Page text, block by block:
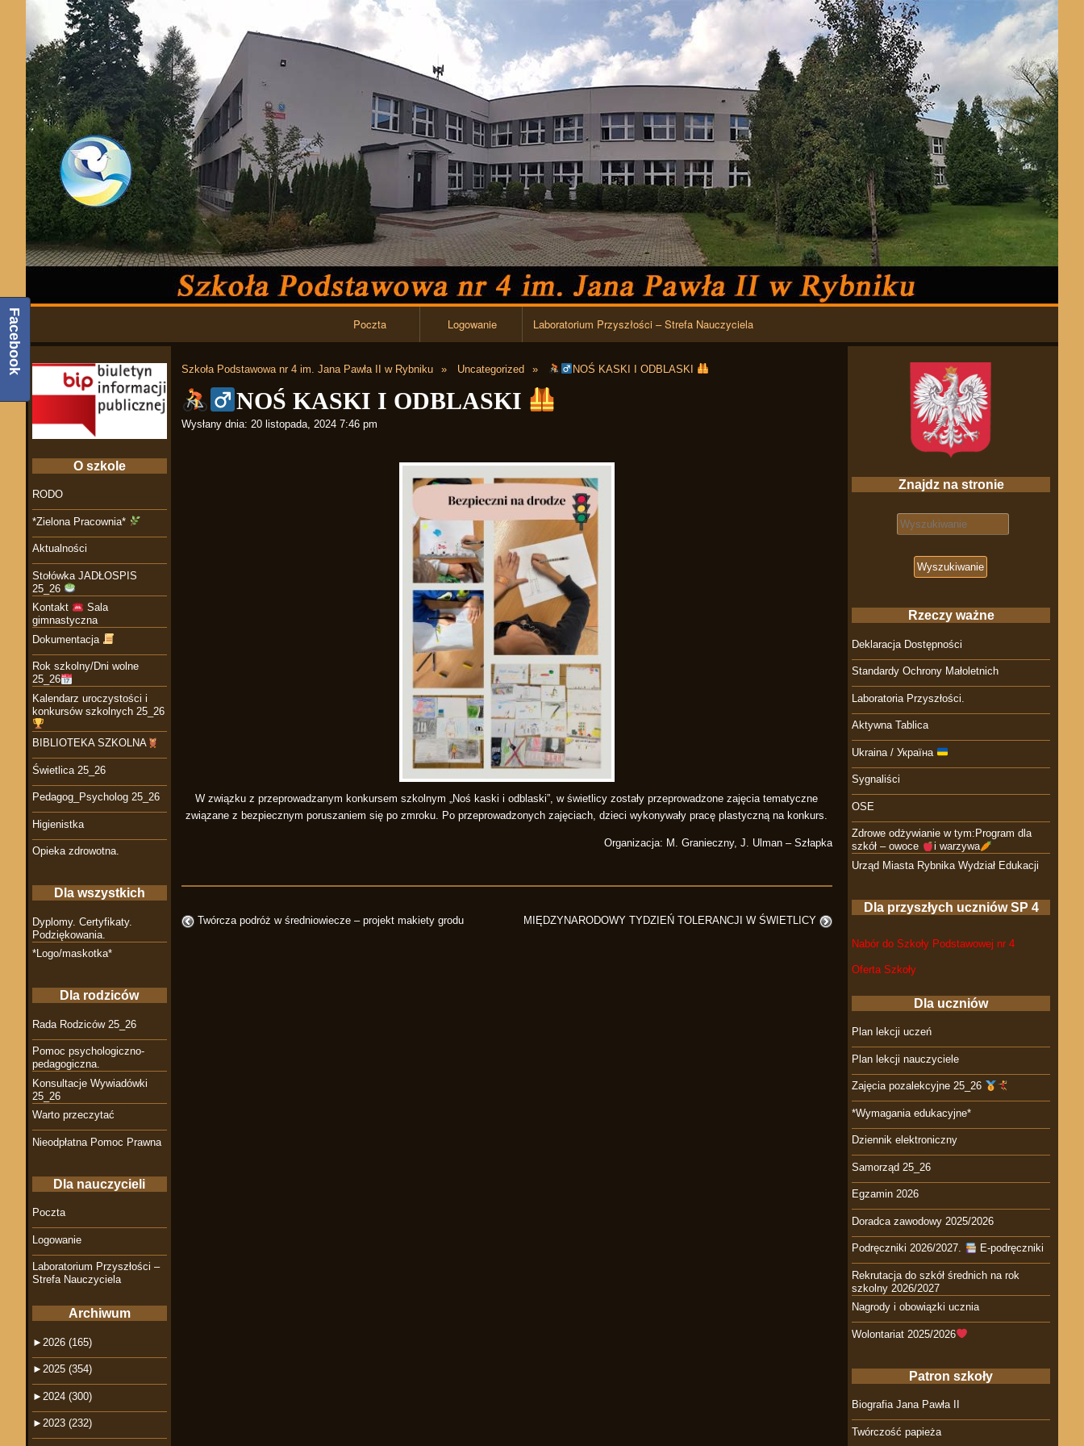
Przejdź do zawartości
Poczta Logowanie Laboratorium Przyszłości – Strefa Nauczyciela
Szkoła Podstawowa nr 4 im. Jana Pawła II w Rybniku Uncategorized NOŚ KASKI I ODBLASKI
NOŚ KASKI I ODBLASKI
Wysłany dnia: 20 listopada, 2024 7:46 pm
W związku z przeprowadzanym konkursem szkolnym „Noś kaski i odblaski”, w świetlicy zostały przeprowadzone zajęcia tematyczne
związane z bezpiecznym poruszaniem się po zmroku. Po przeprowadzonych zajęciach, dzieci wykonywały pracę plastyczną na konkurs.
Organizacja: M. Granieczny, J. Ulman – Szłapka
Twórcza podróż w średniowiecze – projekt makiety grodu MIĘDZYNARODOWY TYDZIEŃ TOLERANCJI W ŚWIETLICY
Znajdz na stronie
Search for:
Rzeczy ważne
Deklaracja Dostępności
Standardy Ochrony Małoletnich
Laboratoria Przyszłości.
Aktywna Tablica
Ukraina / Україна
Sygnaliści
OSE
Zdrowe odżywianie w tym:Program dla
szkół – owoce
i warzywa
Urząd Miasta Rybnika Wydział Edukacji
Dla przyszłych uczniów SP 4
Nabór do Szkoły Podstawowej nr 4
Oferta Szkoły
Dla uczniów
Plan lekcji uczeń
Plan lekcji nauczyciele
Zajęcia pozalekcyjne 25_26
*Wymagania edukacyjne*
Dziennik elektroniczny
Samorząd 25_26
Egzamin 2026
Doradca zawodowy 2025/2026
Podręczniki 2026/2027. E-podręczniki
Rekrutacja do szkół średnich na rok
szkolny 2026/2027
Nagrody i obowiązki ucznia
Wolontariat 2025/2026
Patron szkoły
Biografia Jana Pawła II
Twórczość papieża
O szkole
RODO
*Zielona Pracownia*
Aktualności
Stołówka JADŁOSPIS
25_26
Kontakt
Sala
gimnastyczna
Dokumentacja
Rok szkolny/Dni wolne
25_26
Kalendarz uroczystości i
konkursów szkolnych 25_26
BIBLIOTEKA SZKOLNA
Świetlica 25_26
Pedagog_Psycholog 25_26
Higienistka
Opieka zdrowotna.
Dla wszystkich
Dyplomy. Certyfikaty.
Podziękowania.
*Logo/maskotka*
Dla rodziców
Rada Rodziców 25_26
Pomoc psychologiczno-
pedagogiczna.
Konsultacje Wywiadówki
25_26
Warto przeczytać
Nieodpłatna Pomoc Prawna
Dla nauczycieli
Poczta
Logowanie
Laboratorium Przyszłości –
Strefa Nauczyciela
Archiwum
► 2026 (165)
► 2025 (354)
► 2024 (300)
► 2023 (232)
Facebook